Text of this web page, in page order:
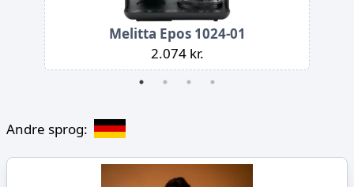
Melitta Epos 1024-01
2.074 kr.
Andre sprog: